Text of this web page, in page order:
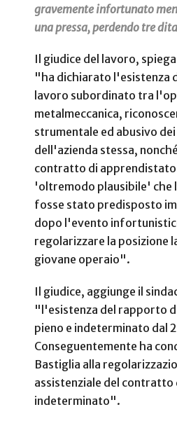
gravemente infortunato
una pressa, perdendo tre
Il giudice del lavoro,
"ha dichiarato l'esistenza
lavoro subordinato tra
metalmeccanica,
strumentale ed abusivo
dell'azienda stessa,
contratto di
'oltremodo plausibile' che
fosse stato predisposto
dopo l'evento
regolarizzare la posizione
giovane operaio".
Il giudice, aggiunge il
"l'esistenza del rapporto
pieno e indeterminato dal
Conseguentemente ha
Bastiglia alla
assistenziale del contratto
indeterminato".